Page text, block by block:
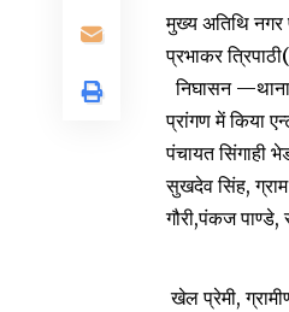
मुख्य अतिथि
प्रभाकर
निघासन —थाना
प्रांगण में किया
पंचायत सिंगाही
सुखदेव सिंह, ग्राम
गौरी,पंकज
खेल प्रेमी,